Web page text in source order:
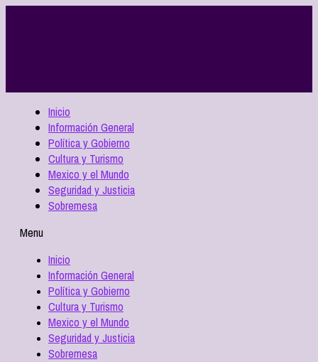
Inicio
Información General
Política y Gobierno
Cultura y Turismo
Mexico y el Mundo
Seguridad y Justicia
Sobremesa
Menu
Inicio
Información General
Política y Gobierno
Cultura y Turismo
Mexico y el Mundo
Seguridad y Justicia
Sobremesa